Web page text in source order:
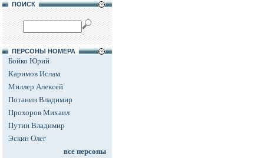
ПОИСК
ПЕРСОНЫ НОМЕРА
Бойко Юрий
Каримов Ислам
Миллер Алексей
Потанин Владимир
Прохоров Михаил
Путин Владимир
Эскин Олег
все персоны